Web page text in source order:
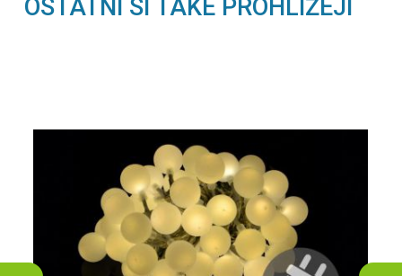
OSTATNÍ SI TAKÉ PROHLÍŽEJÍ